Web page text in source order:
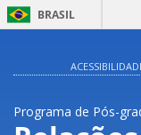
BRASIL
Programa de Pós-